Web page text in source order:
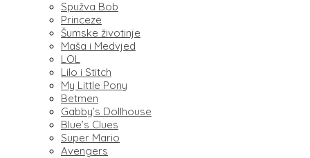
Spužva Bob
Princeze
Šumske životinje
Maša i Medvjed
LOL
Lilo i Stitch
My Little Pony
Betmen
Gabby’s Dollhouse
Blue’s Clues
Super Mario
Avengers